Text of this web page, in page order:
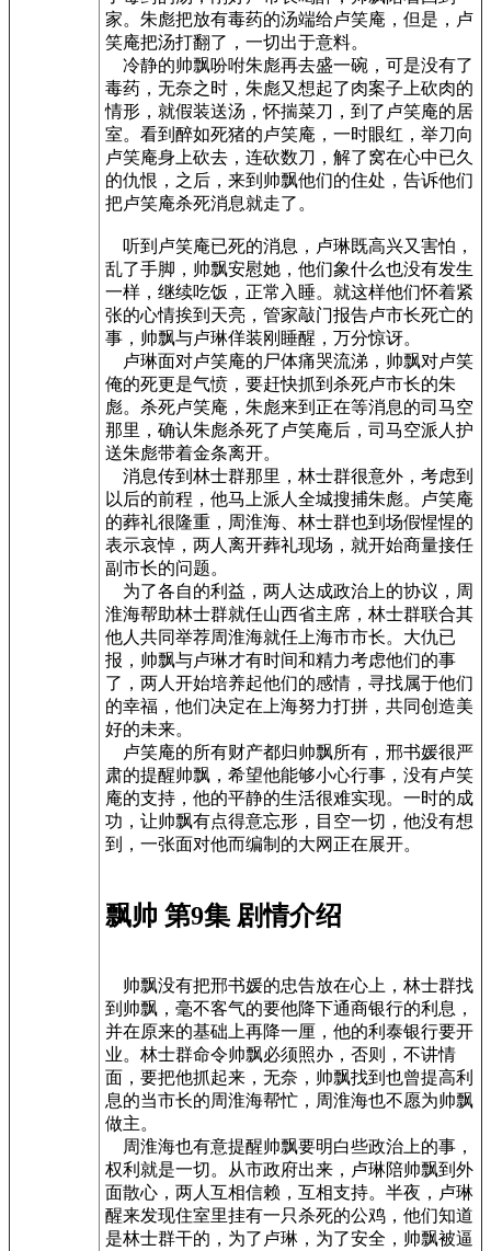
家。朱彪把放有毒药的汤端给卢笑庵，但是，卢
笑庵把汤打翻了，一切出于意料。
冷静的帅飘吩咐朱彪再去盛一碗，可是没有了
毒药，无奈之时，朱彪又想起了肉案子上砍肉的
情形，就假装送汤，怀揣菜刀，到了卢笑庵的居
室。看到醉如死猪的卢笑庵，一时眼红，举刀向
卢笑庵身上砍去，连砍数刀，解了窝在心中已久
的仇恨，之后，来到帅飘他们的住处，告诉他们
把卢笑庵杀死消息就走了。
听到卢笑庵已死的消息，卢琳既高兴又害怕，
乱了手脚，帅飘安慰她，他们象什么也没有发生
一样，继续吃饭，正常入睡。就这样他们怀着紧
张的心情挨到天亮，管家敲门报告卢市长死亡的
事，帅飘与卢琳佯装刚睡醒，万分惊讶。
卢琳面对卢笑庵的尸体痛哭流涕，帅飘对卢笑
俺的死更是气愤，要赶快抓到杀死卢市长的朱
彪。杀死卢笑庵，朱彪来到正在等消息的司马空
那里，确认朱彪杀死了卢笑庵后，司马空派人护
送朱彪带着金条离开。
消息传到林士群那里，林士群很意外，考虑到
以后的前程，他马上派人全城搜捕朱彪。卢笑庵
的葬礼很隆重，周淮海、林士群也到场假惺惺的
表示哀悼，两人离开葬礼现场，就开始商量接任
副市长的问题。
为了各自的利益，两人达成政治上的协议，周
淮海帮助林士群就任山西省主席，林士群联合其
他人共同举荐周淮海就任上海市市长。大仇已
报，帅飘与卢琳才有时间和精力考虑他们的事
了，两人开始培养起他们的感情，寻找属于他们
的幸福，他们决定在上海努力打拼，共同创造美
好的未来。
卢笑庵的所有财产都归帅飘所有，邢书媛很严
肃的提醒帅飘，希望他能够小心行事，没有卢笑
庵的支持，他的平静的生活很难实现。一时的成
功，让帅飘有点得意忘形，目空一切，他没有想
到，一张面对他而编制的大网正在展开。
飘帅 第9集 剧情介绍
帅飘没有把邢书媛的忠告放在心上，林士群找
到帅飘，毫不客气的要他降下通商银行的利息，
并在原来的基础上再降一厘，他的利泰银行要开
业。林士群命令帅飘必须照办，否则，不讲情
面，要把他抓起来，无奈，帅飘找到也曾提高利
息的当市长的周淮海帮忙，周淮海也不愿为帅飘
做主。
周淮海也有意提醒帅飘要明白些政治上的事，
权利就是一切。从市政府出来，卢琳陪帅飘到外
面散心，两人互相信赖，互相支持。半夜，卢琳
醒来发现住室里挂有一只杀死的公鸡，他们知道
是林士群干的，为了卢琳，为了安全，帅飘被逼